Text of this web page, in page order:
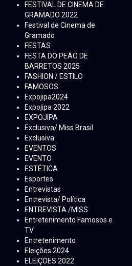
FESTIVAL DE CINEMA DE
GRAMADO 2022
Festival de Cinema de
Gramado
FESTAS
FESTA DO PEÃO DE
BARRETOS 2025
FASHION / ESTILO
FAMOSOS
Expojipa2024
Expojipa 2022
EXPOJIPA
Exclusiva/ Miss Brasil
Exclusiva
EVENTOS
EVENTO
ESTÉTICA
Esportes
Entrevistas
Entrevista/ Política
ENTREVISTA /MISS
Entretenimento Famosos e
TV
Entretenimento
Eleições 2024
ELEIÇÕES 2022